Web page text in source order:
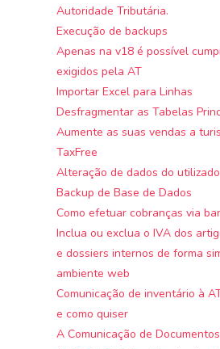
Autoridade Tributária.
Execução de backups
Apenas na v18 é possível
exigidos pela AT
Importar Excel para Linhas
Desfragmentar as Tabelas
Aumente as suas vendas a
TaxFree
Alteração de dados do
Backup de Base de Dados
Como efetuar cobranças via
Inclua ou exclua o IVA dos
e dossiers internos de forma
ambiente web
Comunicação de inventário à
e como quiser
A Comunicação de